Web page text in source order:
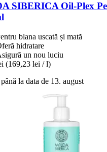
SIBERICA Oil-​Plex
blana uscată și mată
hidratare
un nou luciu
(169,23 lei / l)
la data de 13. august